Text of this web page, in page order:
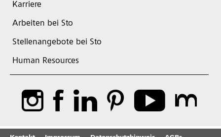
Karriere
Arbeiten bei Sto
Stellenangebote bei Sto
Human Resources